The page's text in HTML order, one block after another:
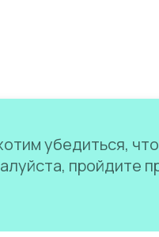
убедиться,
пройдите